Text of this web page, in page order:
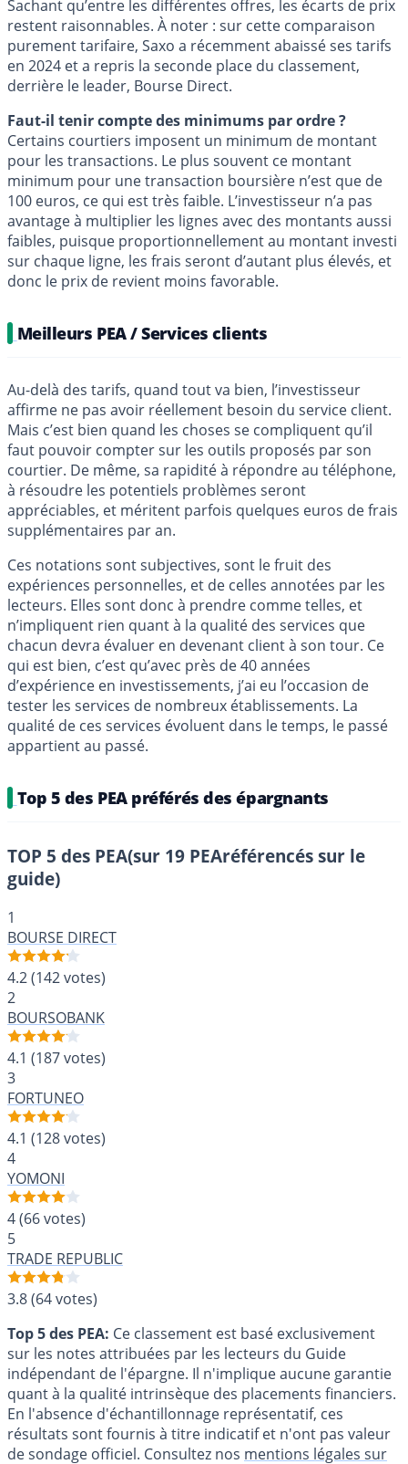
Sachant qu’entre les différentes offres, les écarts de prix
restent raisonnables. À noter : sur cette comparaison
purement tarifaire, Saxo a récemment abaissé ses tarifs
en 2024 et a repris la seconde place du classement,
derrière le leader, Bourse Direct.
Faut-il tenir compte des minimums par ordre ?
Certains courtiers imposent un minimum de montant
pour les transactions. Le plus souvent ce montant
minimum pour une transaction boursière n’est que de
100 euros, ce qui est très faible. L’investisseur n’a pas
avantage à multiplier les lignes avec des montants aussi
faibles, puisque proportionnellement au montant investi
sur chaque ligne, les frais seront d’autant plus élevés, et
donc le prix de revient moins favorable.
Meilleurs PEA / Services clients
Au-delà des tarifs, quand tout va bien, l’investisseur
affirme ne pas avoir réellement besoin du service client.
Mais c’est bien quand les choses se compliquent qu’il
faut pouvoir compter sur les outils proposés par son
courtier. De même, sa rapidité à répondre au téléphone,
à résoudre les potentiels problèmes seront
appréciables, et méritent parfois quelques euros de frais
supplémentaires par an.
Ces notations sont subjectives, sont le fruit des
expériences personnelles, et de celles annotées par les
lecteurs. Elles sont donc à prendre comme telles, et
n’impliquent rien quant à la qualité des services que
chacun devra évaluer en devenant client à son tour. Ce
qui est bien, c’est qu’avec près de 40 années
d’expérience en investissements, j’ai eu l’occasion de
tester les services de nombreux établissements. La
qualité de ces services évoluent dans le temps, le passé
appartient au passé.
Top 5 des PEA préférés des épargnants
TOP 5 des PEA(sur 19 PEAréférencés sur le
guide)
1
BOURSE DIRECT
4.2(142 votes)
2
BOURSOBANK
4.1 (187 votes)
3
FORTUNEO
4.1 (128 votes)
4
YOMONI
4(66 votes)
5
TRADE REPUBLIC
3.8(64 votes)
Top 5 des PEA: Ce classement est basé exclusivement
sur les notes attribuées par les lecteurs du Guide
indépendant de l'épargne. Il n'implique aucune garantie
quant à la qualité intrinsèque des placements financiers.
En l'absence d'échantillonnage représentatif, ces
résultats sont fournis à titre indicatif et n'ont pas valeur
de sondage officiel. Consultez nos mentions légales sur